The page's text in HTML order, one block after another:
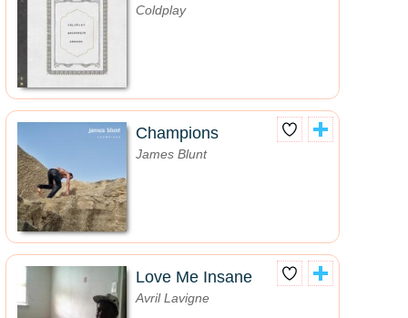
Coldplay
Champions
James Blunt
Love Me Insane
Avril Lavigne